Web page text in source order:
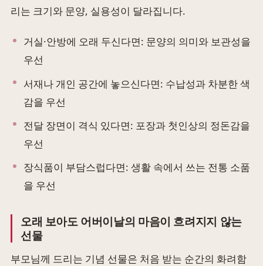
리는 크기와 문양, 실용성이 달라집니다.
거실·안방에 오래 두신다면: 문양의 의미와 보관성을
우선
서재나 개인 공간에 놓으신다면: 수납성과 차분한 색
감을 우선
전달 장면이 격식 있다면: 포장과 첫인상의 정돈감을
우선
장식품이 부담스럽다면: 생활 속에서 쓰는 전통 소품
을 우선
오래 보아도 어버이날의 마음이 흐려지지 않는
선물
부모님께 드리는 기념 선물은 처음 받는 순간의 화려함